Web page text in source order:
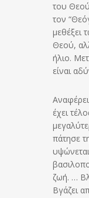
του
τον
μεθέξει
Θεού,
ήλιο.
είναι
έχει
πάτησε
ζωή. …
Βγάζει